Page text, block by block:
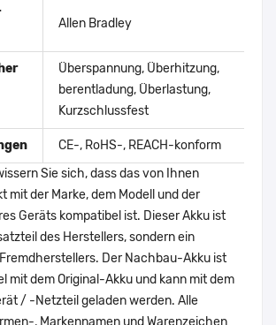
Allen Bradley
Überspannung, Überhitzung,
berentladung, Überlastung,
Kurzschlussfest
CE-, RoHS-, REACH-konform
Sie sich, dass das von Ihnen
mit der Marke, dem Modell und der
Geräts kompatibel ist. Dieser Akku ist
des Herstellers, sondern ein
Der Nachbau-Akku ist
mit dem Original-Akku und kann mit dem
/ -Netzteil geladen werden. Alle